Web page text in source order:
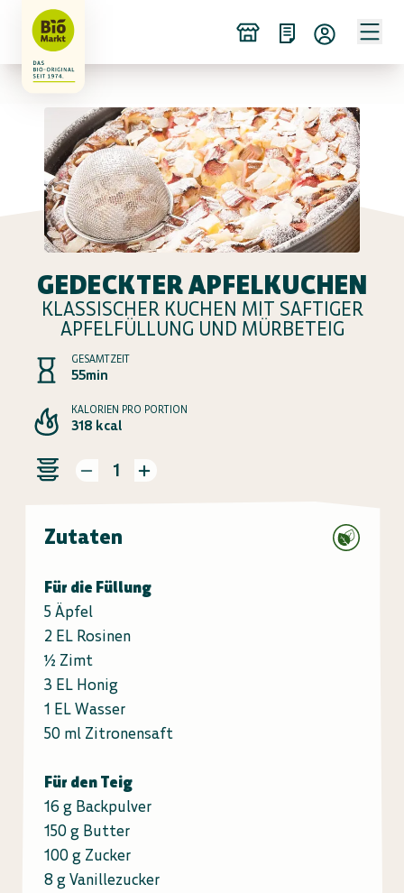
GEDECKTER APFELKUCHEN
KLASSISCHER KUCHEN MIT SAFTIGER
APFELFÜLLUNG UND MÜRBETEIG
GESAMTZEIT
55min
KALORIEN PRO PORTION
318 kcal
1
Zutaten
Für die Füllung
5 Äpfel
2 EL Rosinen
½ Zimt
3 EL Honig
1 EL Wasser
50 ml Zitronensaft
Für den Teig
16 g Backpulver
150 g Butter
100 g Zucker
8 g Vanillezucker